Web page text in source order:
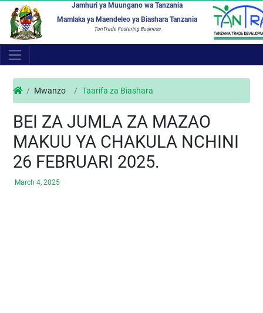
Jamhuri ya Muungano wa Tanzania
Mamlaka ya Maendeleo ya Biashara Tanzania
TanTrade Fostering Business
Mwanzo Taarifa za Biashara
BEI ZA JUMLA ZA MAZAO
MAKUU YA CHAKULA NCHINI
26 FEBRUARI 2025.
March 4, 2025